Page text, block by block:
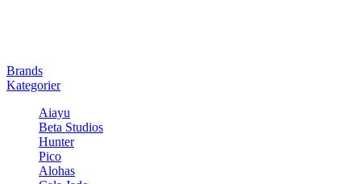
Brands
Kategorier
Aiayu
Beta Studios
Hunter
Pico
Alohas